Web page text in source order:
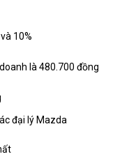
10%
là 480.700 đồng
đại lý Mazda